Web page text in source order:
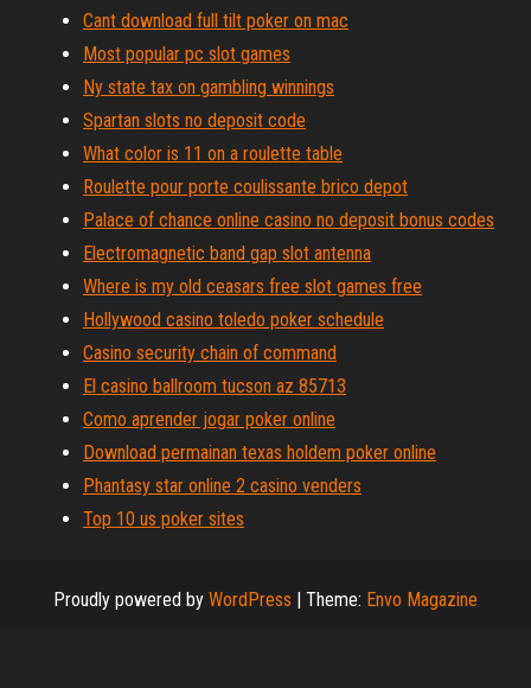
Cant download full tilt poker on mac
Most popular pc slot games
Ny state tax on gambling winnings
Spartan slots no deposit code
What color is 11 on a roulette table
Roulette pour porte coulissante brico depot
Palace of chance online casino no deposit bonus codes
Electromagnetic band gap slot antenna
Where is my old ceasars free slot games free
Hollywood casino toledo poker schedule
Casino security chain of command
El casino ballroom tucson az 85713
Como aprender jogar poker online
Download permainan texas holdem poker online
Phantasy star online 2 casino venders
Top 10 us poker sites
Proudly powered by WordPress | Theme: Envo Magazine